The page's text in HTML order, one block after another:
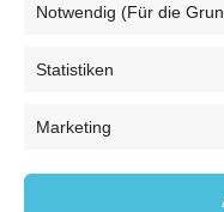
Notwendig (Für die
Statistiken
Marketing